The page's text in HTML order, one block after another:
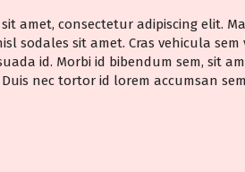
amet, consectetur adipiscing elit.
sodales sit amet. Cras vehicula
id. Morbi id bibendum sem, sit
nec tortor id lorem accumsan